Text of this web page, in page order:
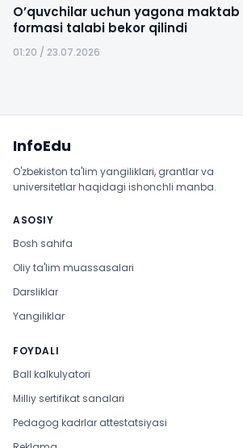
O’quvchilar uchun yagona maktab
formasi talabi bekor qilindi
01:20 / 23.07.2026
InfoEdu
O'zbekiston ta'lim yangiliklari, grantlar va
universitetlar haqidagi ishonchli manba.
ASOSIY
Bosh sahifa
Oliy ta'lim muassasalari
Darsliklar
Yangiliklar
FOYDALI
Ball kalkulyatori
Milliy sertifikat sanalari
Pedagog kadrlar attestatsiyasi